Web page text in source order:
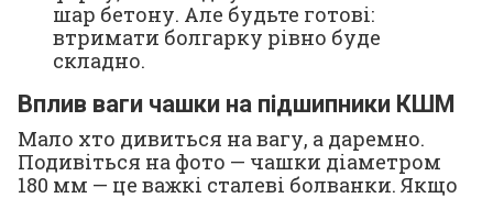
шар бетону. Але будьте готові:
втримати болгарку рівно буде
складно.
Вплив ваги чашки на підшипники КШМ
Мало хто дивиться на вагу, а даремно.
Подивіться на фото — чашки діаметром
180 мм — це важкі сталеві болванки. Якщо